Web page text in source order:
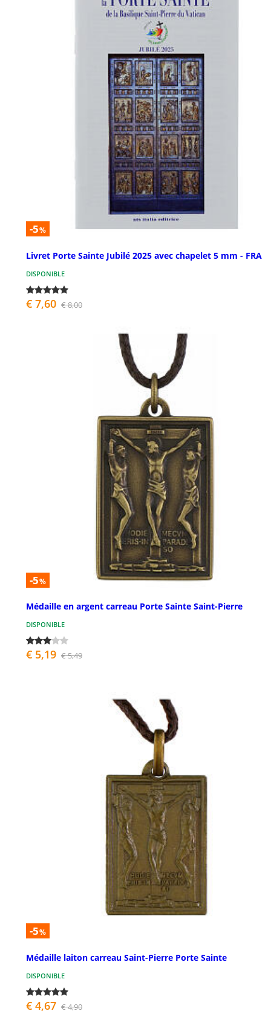
-5%
Livret Porte Sainte Jubilé 2025 avec chapelet 5 mm - FRA
DISPONIBLE
€ 7,60 € 8,00
-5%
Médaille en argent carreau Porte Sainte Saint-Pierre
DISPONIBLE
€ 5,19 € 5,49
-5%
Médaille laiton carreau Saint-Pierre Porte Sainte
DISPONIBLE
€ 4,67 € 4,90